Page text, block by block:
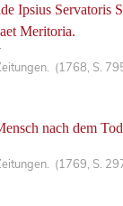
Ipsius Servatoris
Meritoria.
(1768, S.
nach dem
(1769, S.